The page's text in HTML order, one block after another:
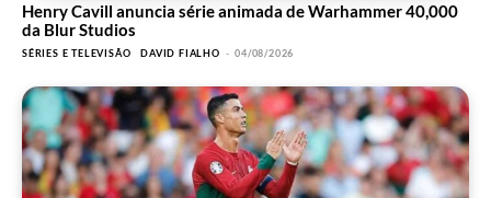
Henry Cavill anuncia série animada de Warhammer 40,000
da Blur Studios
SÉRIES E TELEVISÃO DAVID FIALHO - 04/08/2026